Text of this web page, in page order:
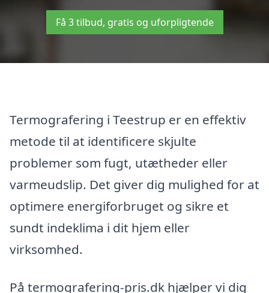
Få 3 tilbud, gratis og uforpligtende
Termografering i Teestrup er en effektiv
metode til at identificere skjulte
problemer som fugt, utætheder eller
varmeudslip. Det giver dig mulighed for at
optimere energiforbruget og sikre et
sundt indeklima i dit hjem eller
virksomhed.
På termografering-pris.dk hjælper vi dig